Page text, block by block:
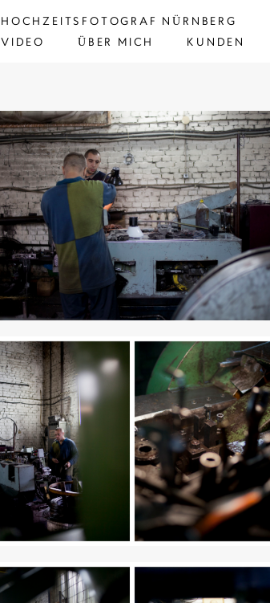
HOCHZEITSFOTOGRAF NÜRNBERG
VIDEO
ÜBER MICH KUNDEN
HOCHZEITSFOTOGRAF NÜRNBERG
VIDEO
ÜBER MICH KUNDEN